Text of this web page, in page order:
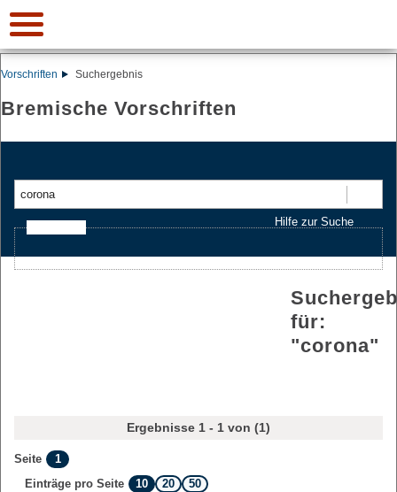
Vorschriften Suchergebnis
Bremische Vorschriften
Hilfe zur Suche
für:
"corona"
Ergebnisse 1 - 1 von (1)
Seite
1
Einträge pro Seite
10 20 50